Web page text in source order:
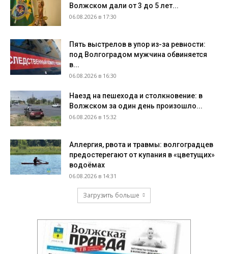
Волжском дали от 3 до 5 лет...
06.08.2026 в 17:30
Пять выстрелов в упор из-за ревности:
под Волгоградом мужчина обвиняется
в...
06.08.2026 в 16:30
Наезд на пешехода и столкновение: в
Волжском за один день произошло...
06.08.2026 в 15:32
Аллергия, рвота и травмы: волгоградцев
предостерегают от купания в «цветущих»
водоёмах
06.08.2026 в 14:31
Загрузить больше